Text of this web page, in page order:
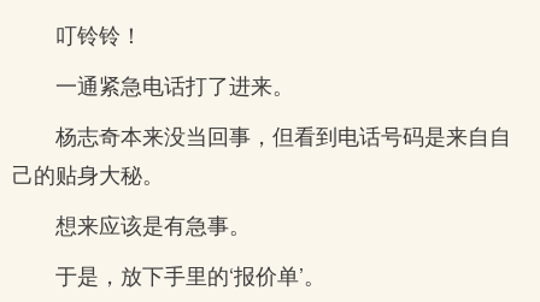
叮铃铃！
一通紧急电话打了进来。
杨志奇本来没当回事，但看到电话号码是来自自
己的贴身大秘。
想来应该是有急事。
于是，放下手里的‘报价单’。